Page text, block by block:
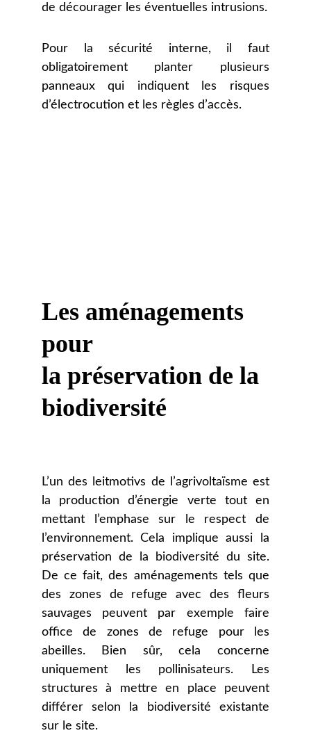
de décourager les éventuelles intrusions.
Pour la sécurité interne, il faut
obligatoirement planter plusieurs
panneaux qui indiquent les risques
d’électrocution et les règles d’accès.
Les aménagements
pour
la préservation de la
biodiversité
L’un des leitmotivs de l’agrivoltaïsme est
la production d’énergie verte tout en
mettant l’emphase sur le respect de
l’environnement. Cela implique aussi la
préservation de la biodiversité du site.
De ce fait, des aménagements tels que
des zones de refuge avec des fleurs
sauvages peuvent par exemple faire
office de zones de refuge pour les
abeilles. Bien sûr, cela concerne
uniquement les pollinisateurs. Les
structures à mettre en place peuvent
différer selon la biodiversité existante
sur le site.